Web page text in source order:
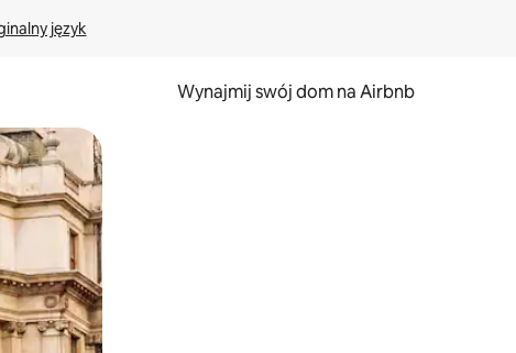
język
Wynajmij swój dom na Airbnb